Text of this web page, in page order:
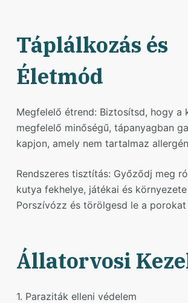
Táplálkozás és
Életmód
Megfelelő étrend: Biztosítsd, hogy a
megfelelő minőségű, tápanyagban
kapjon, amely nem tartalmaz
Rendszeres tisztítás: Győződj meg
kutya fekhelye, játékai és
Porszívózz és törölgesd le a porokat
Állatorvosi
1. Paraziták elleni védelem